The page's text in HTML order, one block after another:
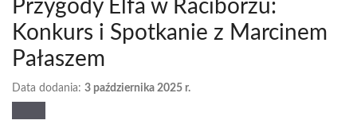
Przygody Elfa w Raciborzu:
Konkurs i Spotkanie z Marcinem
Pałaszem
Data dodania: 3 października 2025 r.